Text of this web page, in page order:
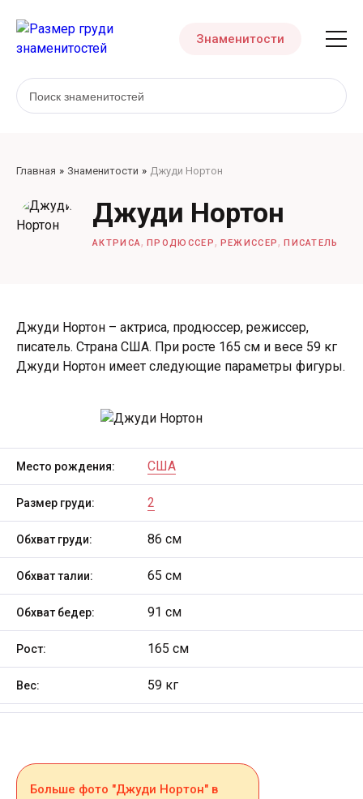
Знаменитости
Главная Знаменитости Джуди Нортон
Джуди Нортон
АКТРИСА,ПРОДЮССЕР , РЕЖИССЕР ,ПИСАТЕЛЬ
Джуди Нортон – актриса, продюссер, режиссер,
писатель. Страна США. При росте 165 см и весе 59 кг
Джуди Нортон имеет следующие параметры фигуры.
Место рождения: США
Размер груди: 2
Обхват груди: 86 см
Обхват талии: 65 см
Обхват бедер: 91 см
Рост: 165 см
Вес: 59 кг
Больше фото "Джуди Нортон" в